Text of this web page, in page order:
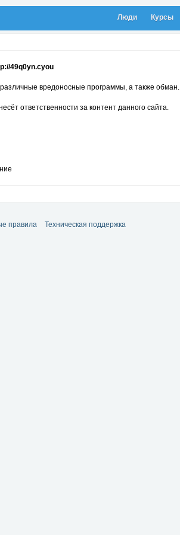
Люди Курсы
49q0yn.cyou
вредоносные программы, а также обман.
ответственности за контент данного сайта.
правила Техническая поддержка